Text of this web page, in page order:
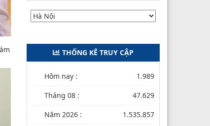
THỐNG KÊ TRUY CẬP
Hôm nay : 1.989
Tháng 08 : 47.629
Năm 2026 : 1.535.857